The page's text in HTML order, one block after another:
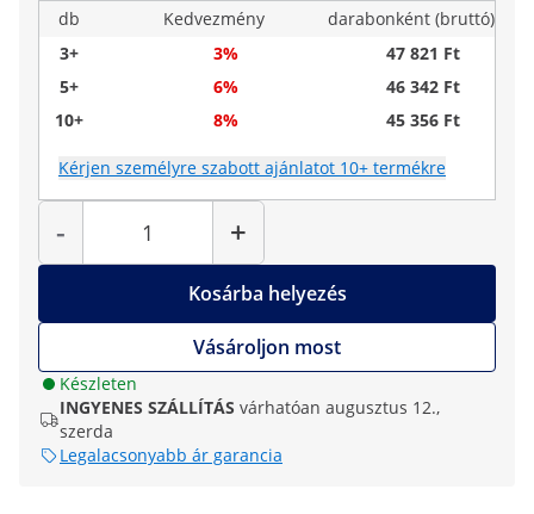
db
Kedvezmény
darabonként (bruttó)
3+
3%
47 821 Ft
5+
6%
46 342 Ft
10+
8% 45 356 Ft
Kérjen személyre szabott ajánlatot 10+ termékre
-
Mennyiség
+
Kosárba helyezés
Vásároljon most
Készleten
INGYENES SZÁLLÍTÁS várhatóan augusztus 12.,
szerda
Legalacsonyabb ár garancia